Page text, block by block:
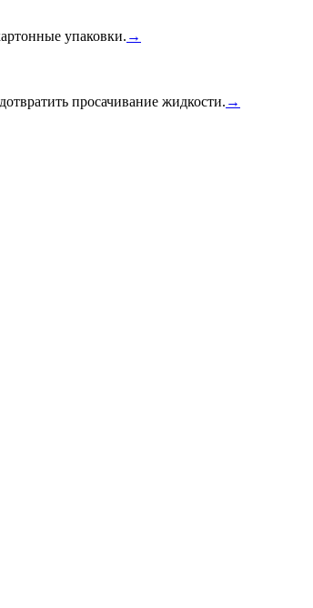
упаковки. →
просачивание жидкости. →